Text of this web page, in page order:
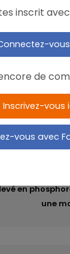
en
une
inscrit
de
Inscrivez-vous
vous avec